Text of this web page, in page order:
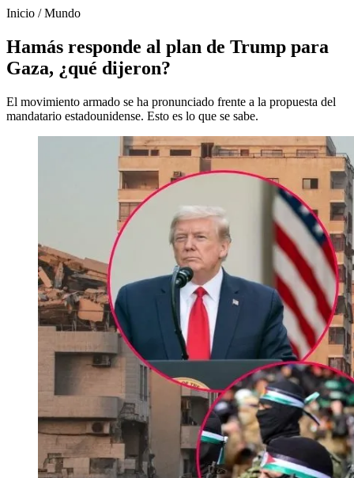
Inicio /Mundo
Hamás responde al plan de Trump para
Gaza, ¿qué dijeron?
El movimiento armado se ha pronunciado frente a la propuesta del
mandatario estadounidense. Esto es lo que se sabe.